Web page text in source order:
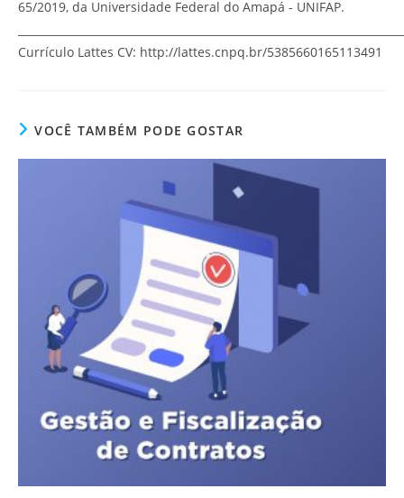
65/2019, da Universidade Federal do Amapá - UNIFAP.
Currículo Lattes CV: http://lattes.cnpq.br/5385660165113491
VOCÊ TAMBÉM PODE GOSTAR